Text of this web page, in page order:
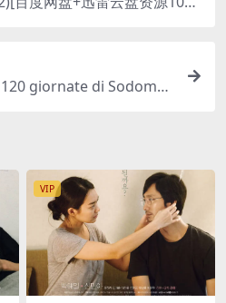
giornate di Sodoma
无法在线播放，请下载防
】
VIP